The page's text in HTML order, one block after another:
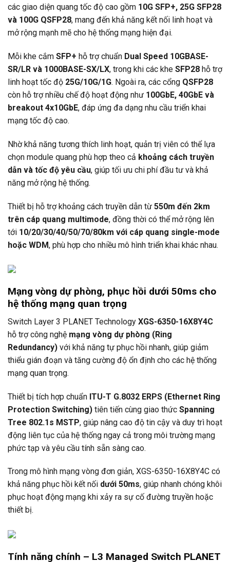
các giao diện quang tốc độ cao gồm 10G SFP+, 25G SFP28
và 100G QSFP28, mang đến khả năng kết nối linh hoạt và
mở rộng mạnh mẽ cho hệ thống mạng hiện đại.
Mỗi khe cắm SFP+ hỗ trợ chuẩn Dual Speed 10GBASE-
SR/LR và 1000BASE-SX/LX, trong khi các khe SFP28 hỗ trợ
linh hoạt tốc độ 25G/10G/1G. Ngoài ra, các cổng QSFP28
còn hỗ trợ nhiều chế độ hoạt động như 100GbE, 40GbE và
breakout 4x10GbE, đáp ứng đa dạng nhu cầu triển khai
mạng tốc độ cao.
Nhờ khả năng tương thích linh hoạt, quản trị viên có thể lựa
chọn module quang phù hợp theo cả khoảng cách truyền
dẫn và tốc độ yêu cầu, giúp tối ưu chi phí đầu tư và khả
năng mở rộng hệ thống.
Thiết bị hỗ trợ khoảng cách truyền dẫn từ 550m đến 2km
trên cáp quang multimode, đồng thời có thể mở rộng lên
tới 10/20/30/40/50/70/80km với cáp quang single-mode
hoặc WDM, phù hợp cho nhiều mô hình triển khai khác nhau.
Mạng vòng dự phòng, phục hồi dưới 50ms cho
hệ thống mạng quan trọng
Switch Layer 3 PLANET Technology XGS-6350-16X8Y4C
hỗ trợ công nghệ mạng vòng dự phòng (Ring
Redundancy) với khả năng tự phục hồi nhanh, giúp giảm
thiểu gián đoạn và tăng cường độ ổn định cho các hệ thống
mạng quan trọng.
Thiết bị tích hợp chuẩn ITU-T G.8032 ERPS (Ethernet Ring
Protection Switching) tiên tiến cùng giao thức Spanning
Tree 802.1s MSTP, giúp nâng cao độ tin cậy và duy trì hoạt
động liên tục của hệ thống ngay cả trong môi trường mạng
phức tạp và yêu cầu tính sẵn sàng cao.
Trong mô hình mạng vòng đơn giản, XGS-6350-16X8Y4C có
khả năng phục hồi kết nối dưới 50ms, giúp nhanh chóng khôi
phục hoạt động mạng khi xảy ra sự cố đường truyền hoặc
thiết bị.
Tính năng chính – L3 Managed Switch PLANET